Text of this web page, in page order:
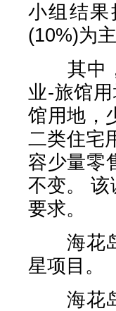
小组结果
(10%)为
其中，
业-旅馆
馆用地，
二类住宅
容少量零
不变。 该
要求。
海花岛
星项目。
海花岛